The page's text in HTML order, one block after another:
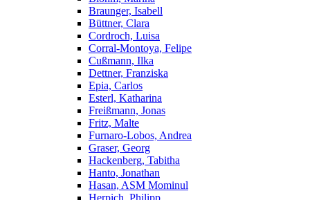
Braunger, Isabell
Büttner, Clara
Cordroch, Luisa
Corral-Montoya, Felipe
Cußmann, Ilka
Dettner, Franziska
Epia, Carlos
Esterl, Katharina
Freißmann, Jonas
Fritz, Malte
Furnaro-Lobos, Andrea
Graser, Georg
Hackenberg, Tabitha
Hanto, Jonathan
Hasan, ASM Mominul
Herpich, Philipp